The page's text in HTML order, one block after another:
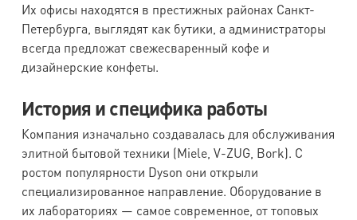
Их офисы находятся в престижных районах Санкт-
Петербурга, выглядят как бутики, а администраторы
всегда предложат свежесваренный кофе и
дизайнерские конфеты.
История и специфика работы
Компания изначально создавалась для обслуживания
элитной бытовой техники (Miele, V-ZUG, Bork). С
ростом популярности Dyson они открыли
специализированное направление. Оборудование в
их лабораториях — самое современное, от топовых